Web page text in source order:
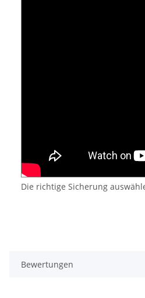
Die richtige Sicherung
Bewertungen